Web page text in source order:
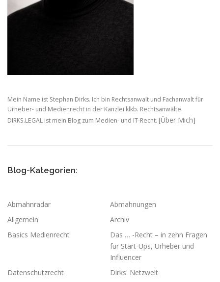
Mein Name ist Stephan Dirks. Ich bin Rechtsanwalt und Fachanwalt für
Urheber- und Medienrecht in der Kanzlei klkb. Rechtsanwälte.
DIRKS.LEGAL ist mein Blog zum Medien- und IT-Recht. [Über Mich]
Blog-Kategorien:
Abmahnradar
Abmahnungen
Allgemein
Archiv
Basics Medienrecht
Das … -Recht – in zehn Fragen
für Start-Ups, Urheber und
Influencer
Datenschutzrecht
Dirks' Netzwelt